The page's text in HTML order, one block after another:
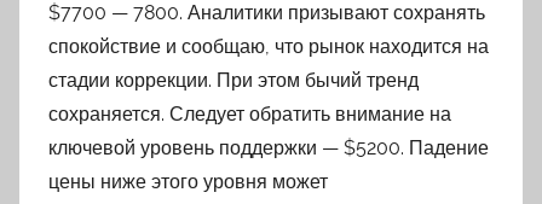
$7700 — 7800. Аналитики призывают сохранять
спокойствие и сообщаю, что рынок находится на
стадии коррекции. При этом бычий тренд
сохраняется. Следует обратить внимание на
ключевой уровень поддержки — $5200. Падение
цены ниже этого уровня может